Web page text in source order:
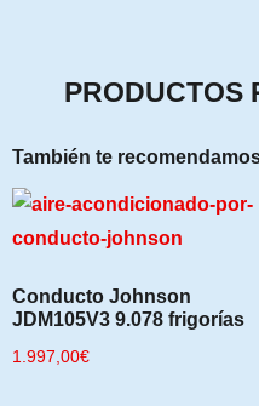
PRODUCTOS
También te
Conducto Johnson
JDM105V3 9.078 frigorías
1.997,00€